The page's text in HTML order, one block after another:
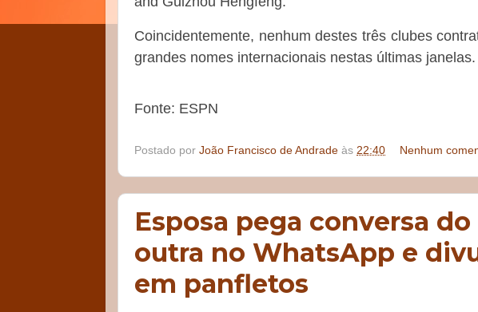
Coincidentemente, nenhum destes três clubes
grandes nomes internacionais nestas últimas janelas.
Fonte: ESPN
Postado por João Francisco de Andrade às 22:40 Nenhum
Esposa pega conversa
outra no WhatsApp e
em panfletos